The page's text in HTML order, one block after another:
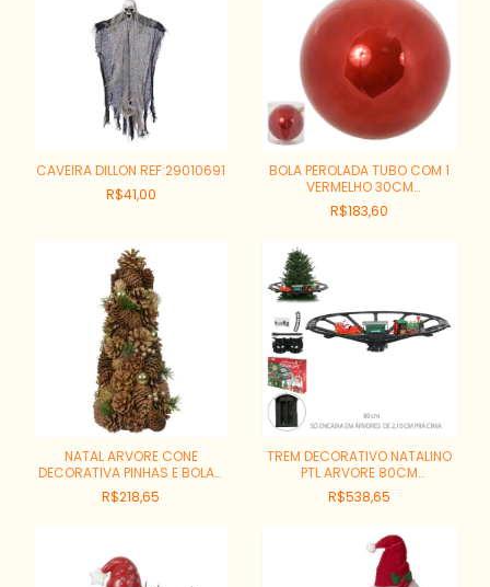
CAVEIRA DILLON REF:29010691
R$41,00
BOLA PEROLADA TUBO COM 1
VERMELHO 30CM
REF:81962002
R$183,60
NATAL ARVORE CONE
DECORATIVA PINHAS E BOLAS
37X17CM VERDE DOURADO
REF:51015001
R$218,65
TREM DECORATIVO NATALINO
PTL ARVORE 80CM
REF:51479001
R$538,65